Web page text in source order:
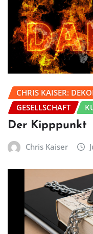
CHRIS KAISER:
GESELLSCHAFT
Der Kipppunkt
Chris Kaiser